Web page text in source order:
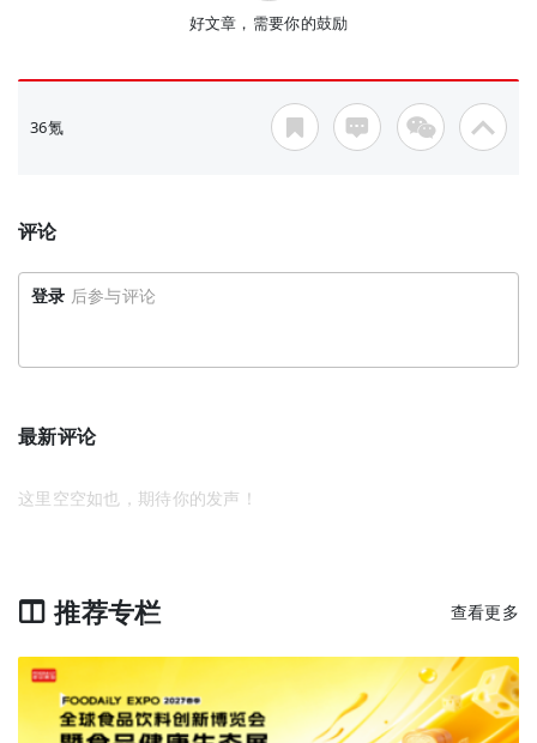
好文章，需要你的鼓励
36氪
评论
登录 后参与评论
最新评论
这里空空如也，期待你的发声！
推荐专栏 查看更多